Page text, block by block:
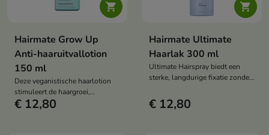

Hairmate Grow Up
Anti-haaruitvallotion
150 ml
Deze veganistische haarlotion
stimuleert de haargroei,
vermindert haaruitval en
€ 12,80

Hairmate Ultimate
Haarlak 300 ml
Ultimate Hairspray biedt een
sterke, langdurige fixatie zonder
plakkerig te maken. De
sneldrogende formule met
€ 12,80